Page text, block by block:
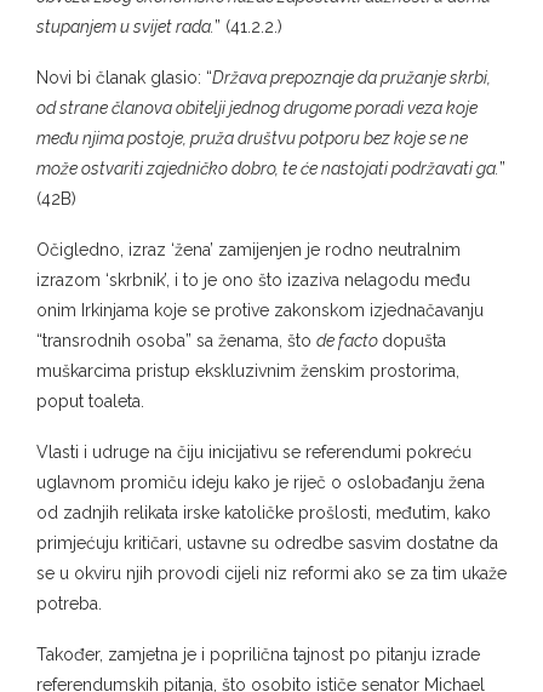
stupanjem u svijet rada.” (41.2.2.)
Novi bi članak glasio: “Država prepoznaje da pružanje skrbi,
od strane članova obitelji jednog drugome poradi veza koje
među njima postoje, pruža društvu potporu bez koje se ne
može ostvariti zajedničko dobro, te će nastojati podržavati ga.”
(42B)
Očigledno, izraz ‘žena’ zamijenjen je rodno neutralnim
izrazom ‘skrbnik’, i to je ono što izaziva nelagodu među
onim Irkinjama koje se protive zakonskom izjednačavanju
“transrodnih osoba” sa ženama, što de facto dopušta
muškarcima pristup ekskluzivnim ženskim prostorima,
poput toaleta.
Vlasti i udruge na čiju inicijativu se referendumi pokreću
uglavnom promiču ideju kako je riječ o oslobađanju žena
od zadnjih relikata irske katoličke prošlosti, međutim, kako
primjećuju kritičari, ustavne su odredbe sasvim dostatne da
se u okviru njih provodi cijeli niz reformi ako se za tim ukaže
potreba.
Također, zamjetna je i poprilična tajnost po pitanju izrade
referendumskih pitanja, što osobito ističe senator Michael